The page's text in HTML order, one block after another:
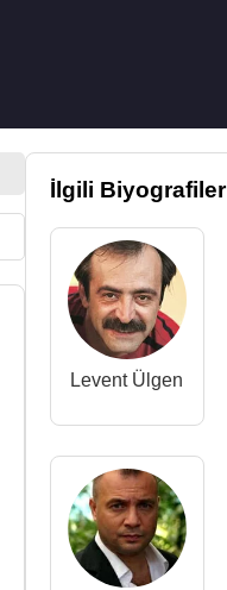
İlgili Biyografiler
Levent Ülgen